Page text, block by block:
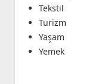
Tekstil
Turizm
Yaşam
Yemek